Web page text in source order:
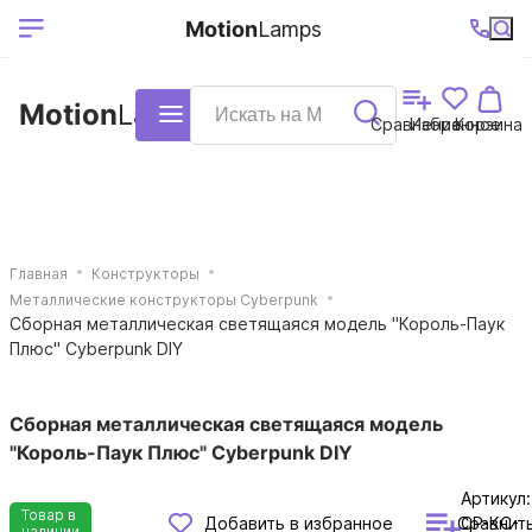
Ваш регион
Выберите ваш
+7 (495)740-
38-68
График
работы
MotionLamps Каталог Сравнение
Избранное
Корзина
MotionLamps
Главная
Конструкторы
Металлические конструкторы Cyberpunk
Сборная металлическая светящаяся модель "Король-Паук
Плюс" Cyberpunk DIY
Сборная металлическая светящаяся модель
"Король-Паук Плюс" Cyberpunk DIY
Товар в
Добавить в избранное
Артикул:
CP-KC-